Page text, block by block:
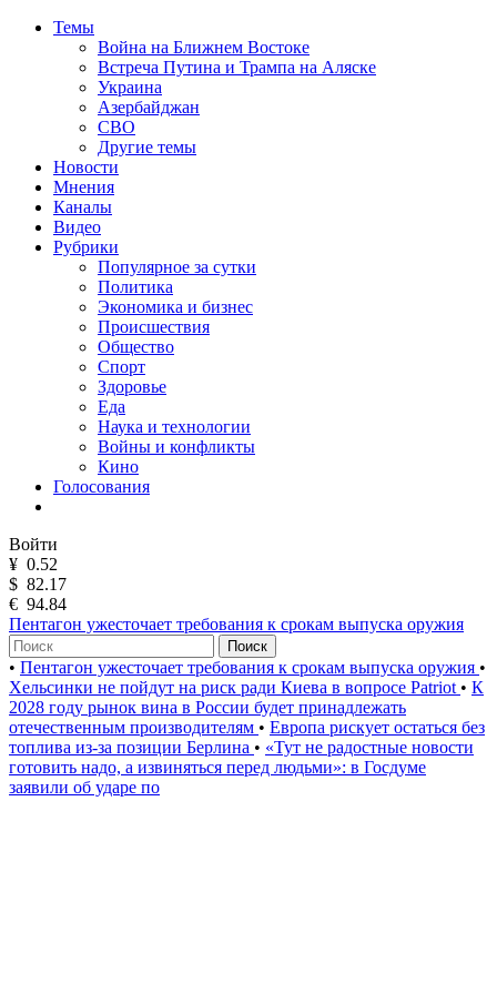
Темы
Война на Ближнем Востоке
Встреча Путина и Трампа на Аляске
Украина
Азербайджан
СВО
Другие темы
Новости
Мнения
Каналы
Видео
Рубрики
Популярное за сутки
Политика
Экономика и бизнес
Происшествия
Общество
Спорт
Здоровье
Еда
Наука и технологии
Войны и конфликты
Кино
Голосования
Войти
¥ 0.52
$ 82.17
€ 94.84
Пентагон ужесточает требования к срокам выпуска оружия
Поиск
• Пентагон ужесточает требования к срокам выпуска оружия •
Хельсинки не пойдут на риск ради Киева в вопросе Patriot • К
2028 году рынок вина в России будет принадлежать
отечественным производителям • Европа рискует остаться без
топлива из-за позиции Берлина • «Тут не радостные новости
готовить надо, а извиняться перед людьми»: в Госдуме
заявили об ударе по